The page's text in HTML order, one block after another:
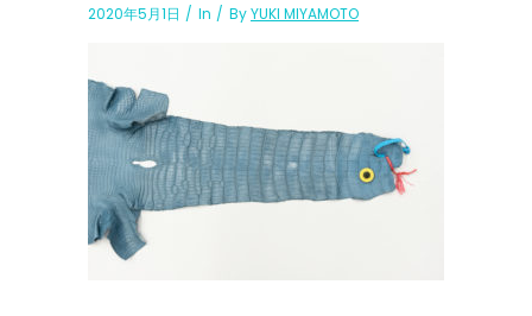
2020年5月1日 In ByYUKI MIYAMOTO